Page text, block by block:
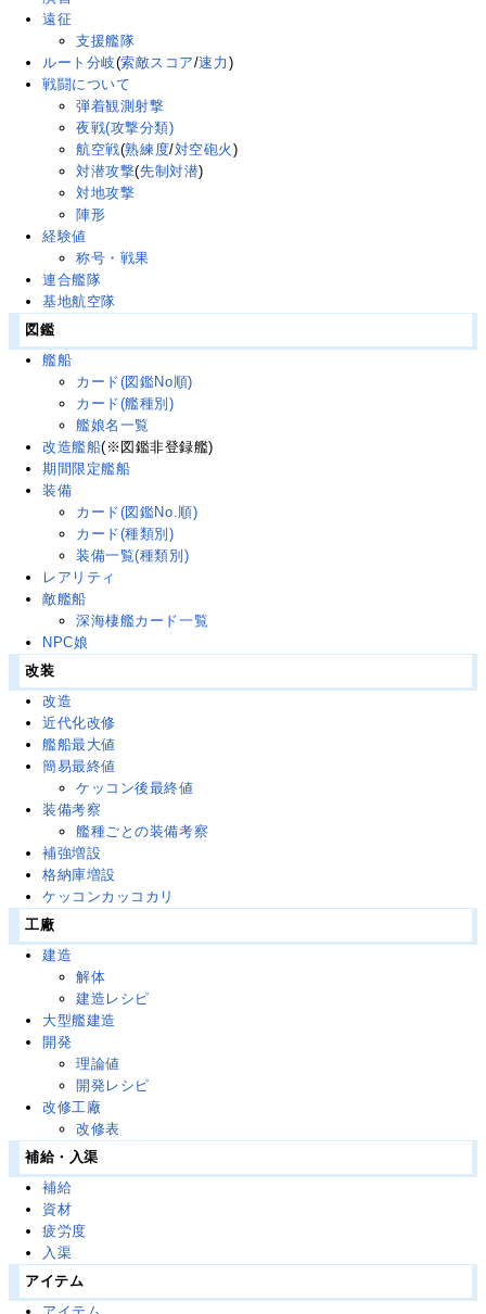
遠征
支援艦隊
ルート分岐(索敵スコア/速力 )
戦闘について
弾着観測射撃
夜戦(攻撃分類)
航空戦(熟練度/対空砲火 )
対潜攻撃(先制対潜)
対地攻撃
陣形
経験値
称号・戦果
連合艦隊
基地航空隊
図鑑
艦船
カード(図鑑No順)
カード(艦種別)
艦娘名一覧
改造艦船(※図鑑非登録艦)
期間限定艦船
装備
カード(図鑑No.順)
カード(種類別)
装備一覧(種類別)
レアリティ
敵艦船
深海棲艦カード一覧
NPC娘
改装
改造
近代化改修
艦船最大値
簡易最終値
ケッコン後最終値
装備考察
艦種ごとの装備考察
補強増設
格納庫増設
ケッコンカッコカリ
工廠
建造
解体
建造レシピ
大型艦建造
開発
理論値
開発レシピ
改修工廠
改修表
補給・入渠
補給
資材
疲労度
入渠
アイテム